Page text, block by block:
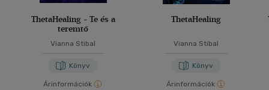
ThetaHealing - Te és a
teremtő
Vianna Stibal
Könyv
Árinformációk
ThetaHealing
Vianna Stibal
Könyv
Árinformációk